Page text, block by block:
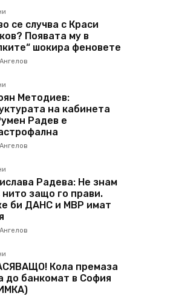
се случва с Краси
Появата му в
шокира феновете
Методиев:
на кабинета
Радев е
Радева: Не знам
нито защо го прави.
би ДАНС и МВР имат
Кола премаза
до банкомат в София